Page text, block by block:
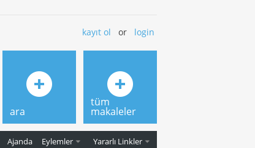
kayıt ol or login
Ajanda Eylemler Yararlı Linkler
ara
tüm
makaleler